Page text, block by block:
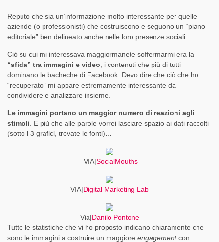
Reputo che sia un’informazione molto interessante per quelle
aziende (o professionisti) che costruiscono e seguono un “piano
editoriale” ben delineato anche nelle loro presenze sociali.
Ciò su cui mi interessava maggiormanete soffermarmi era la
“sfida” tra immagini e video , i contenuti che più di tutti
dominano le bacheche di Facebook. Devo dire che ciò che ho
“recuperato” mi appare estremamente interessante da
condividere e analizzare insieme.
Le immagini portano un maggior numero di reazioni agli
stimoli . E più che alle parole vorrei lasciare spazio ai dati raccolti
(sotto i 3 grafici, trovate le fonti)…
VIA|SocialMouths
VIA|Digital Marketing Lab
Via|Danilo Pontone
Tutte le statistiche che vi ho proposto indicano chiaramente che
sono le immagini a costruire un maggiore engagementcon